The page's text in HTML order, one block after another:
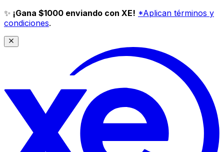
✨ ¡Gana $1000 enviando con XE! *Aplican términos y
condiciones.